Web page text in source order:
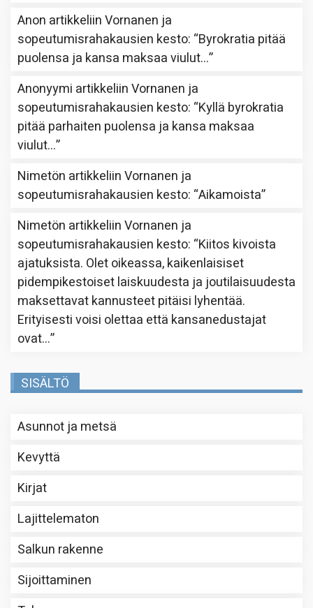
Anon artikkeliinVornanen ja
sopeutumisrahakausien kesto: “Byrokratia pitää
puolensa ja kansa maksaa viulut…”
Anonyymi artikkeliinVornanen ja
sopeutumisrahakausien kesto: “Kyllä byrokratia
pitää parhaiten puolensa ja kansa maksaa
viulut…”
Nimetön artikkeliinVornanen ja
sopeutumisrahakausien kesto: “Aikamoista”
Nimetön artikkeliinVornanen ja
sopeutumisrahakausien kesto: “Kiitos kivoista
ajatuksista. Olet oikeassa, kaikenlaisiset
pidempikestoiset laiskuudesta ja joutilaisuudesta
maksettavat kannusteet pitäisi lyhentää.
Erityisesti voisi olettaa että kansanedustajat
ovat…”
SISÄLTÖ
Asunnot ja metsä
Kevyttä
Kirjat
Lajittelematon
Salkun rakenne
Sijoittaminen